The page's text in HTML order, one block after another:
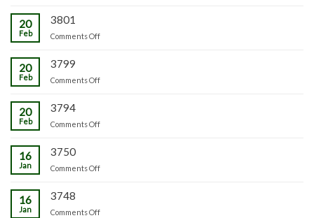
چڑکپورہ
20
Feb
3801
Comments Offon
20
Feb
3799
Comments Offon
20
Feb
3794
Comments Offon
16
Jan
3750
Comments Offon
16
Jan
3748
Comments Offon